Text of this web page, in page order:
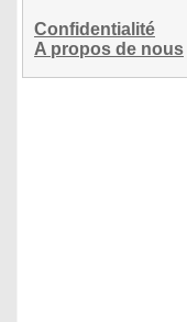
Confidentialité
A propos de nous